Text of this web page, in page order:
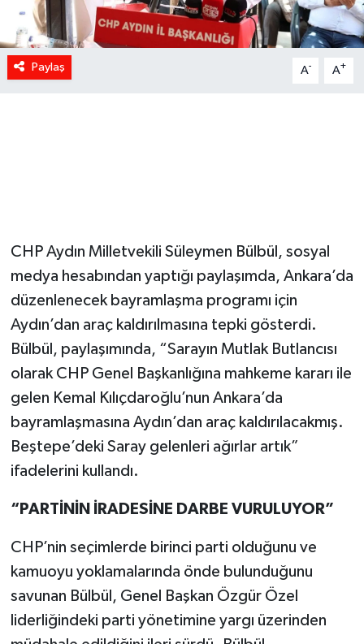
Paylaş A- A+
CHP Aydın Milletvekili Süleymen Bülbül, sosyal
medya hesabından yaptığı paylaşımda, Ankara’da
düzenlenecek bayramlaşma programı için
Aydın’dan araç kaldırılmasına tepki gösterdi.
Bülbül, paylaşımında, “Sarayın Mutlak Butlancısı
olarak CHP Genel Başkanlığına mahkeme kararı ile
gelen Kemal Kılıçdaroğlu’nun Ankara’da
bayramlaşmasına Aydın’dan araç kaldırılacakmış.
Beştepe’deki Saray gelenleri ağırlar artık”
ifadelerini kullandı.
“PARTİNİN İRADESİNE DARBE VURULUYOR”
CHP’nin seçimlerde birinci parti olduğunu ve
kamuoyu yoklamalarında önde bulunduğunu
savunan Bülbül, Genel Başkan Özgür Özel
liderliğindeki parti yönetimine yargı üzerinden